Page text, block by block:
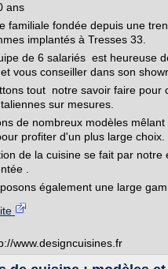
ans
familiale fondée depuis une
implantés à Tresses 33.
de 6 salariés est heureuse
vous conseiller dans son
tout notre savoir faire pour
sur mesures.
de nombreux modèles
profiter d'un plus large choix.
de la cuisine se fait par notre
.
également une large
www.designcuisines.fr